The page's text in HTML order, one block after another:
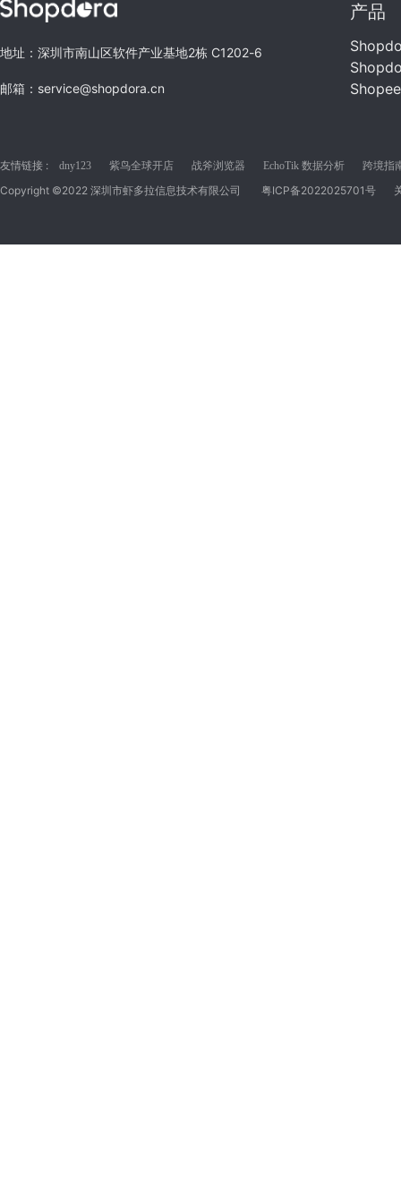
地址：深圳市南山区软件产业基地2栋 C1202-6
邮箱：service@shopdora.cn
产品
友情链接 : dny123 紫鸟全球开店 战斧浏览器 EchoTik 数据分析 跨境指
Copyright ©2022 深圳市虾多拉信息技术有限公司 粤ICP备2022025701号